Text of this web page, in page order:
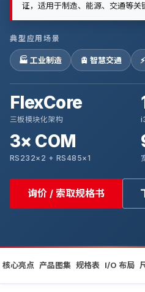
证，适用于制造、能源、交通等关
典型应用场景
🏭 工业制造 🚊 智慧交通
FlexCore
三板模块化架构
3× COM
RS232×2 + RS485×1
询价 / 索取规格书
核心亮点 产品图集 规格表 I/O 布局